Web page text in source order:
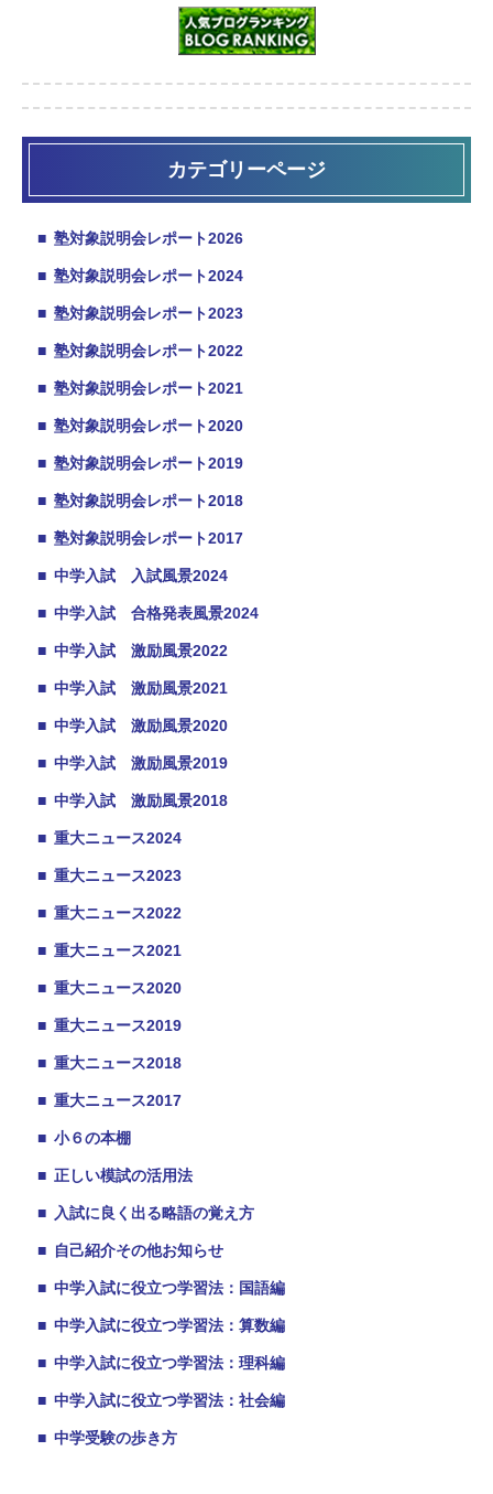
カテゴリーページ
■ 塾対象説明会レポート2026
■ 塾対象説明会レポート2024
■ 塾対象説明会レポート2023
■ 塾対象説明会レポート2022
■ 塾対象説明会レポート2021
■ 塾対象説明会レポート2020
■ 塾対象説明会レポート2019
■ 塾対象説明会レポート2018
■ 塾対象説明会レポート2017
■ 中学入試 入試風景2024
■ 中学入試 合格発表風景2024
■ 中学入試 激励風景2022
■ 中学入試 激励風景2021
■ 中学入試 激励風景2020
■ 中学入試 激励風景2019
■ 中学入試 激励風景2018
■ 重大ニュース2024
■ 重大ニュース2023
■ 重大ニュース2022
■ 重大ニュース2021
■ 重大ニュース2020
■ 重大ニュース2019
■ 重大ニュース2018
■ 重大ニュース2017
■ 小６の本棚
■ 正しい模試の活用法
■ 入試に良く出る略語の覚え方
■ 自己紹介その他お知らせ
■ 中学入試に役立つ学習法：国語編
■ 中学入試に役立つ学習法：算数編
■ 中学入試に役立つ学習法：理科編
■ 中学入試に役立つ学習法：社会編
■ 中学受験の歩き方